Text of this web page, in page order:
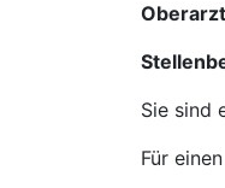
Sie sind
Für